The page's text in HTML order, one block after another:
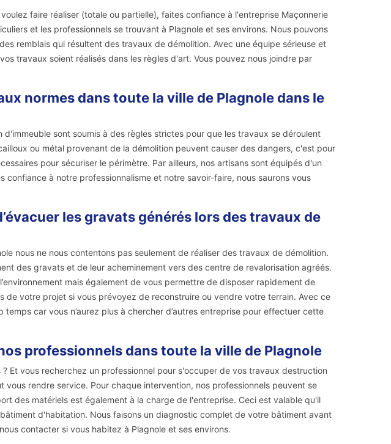
faire réaliser (totale ou partielle), faites confiance à l'entreprise Maçonnerie
et les professionnels se trouvant à Plagnole et ses environs. Nous pouvons
remblais qui résultent des travaux de démolition. Avec une équipe sérieuse et
travaux soient réalisés dans les règles d'art. Vous pouvez nous joindre par
normes dans toute la ville de Plagnole dans le
sont soumis à des règles strictes pour que les travaux se déroulent
ou métal provenant de la démolition peuvent causer des dangers, c'est pour
pour sécuriser le périmètre. Par ailleurs, nos artisans sont équipés d'un
à notre professionnalisme et notre savoir-faire, nous saurons vous
les gravats générés lors des travaux de
nous ne nous contentons pas seulement de réaliser des travaux de démolition.
des gravats et de leur acheminement vers des centre de revalorisation agréés.
mais également de vous permettre de disposer rapidement de
de votre projet si vous prévoyez de reconstruire ou vendre votre terrain. Avec ce
car vous n’aurez plus à chercher d’autres entreprise pour effectuer cette
professionnels dans toute la ville de Plagnole
Et vous recherchez un professionnel pour s'occuper de vos travaux destruction
vous rendre service. Pour chaque intervention, nos professionnels peuvent se
des matériels est également à la charge de l'entreprise. Ceci est valable qu'il
d'habitation. Nous faisons un diagnostic complet de votre bâtiment avant
contacter si vous habitez à Plagnole et ses environs.